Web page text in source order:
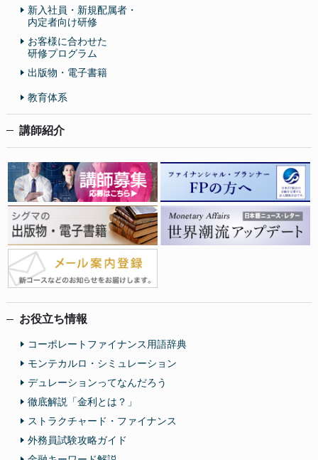
新入社員・新規配属者・
内定者向け研修
お客様に合わせた
研修プログラム
出版物・電子書籍
教育体系
講師紹介
お役立ち情報
コーポレートファイナンス用語辞典
モンテカルロ・シミュレーション
デュレーションってなんだろう
徹底解説「金利とは？」
ストラクチャード・ファイナンス
外務員試験攻略ガイド